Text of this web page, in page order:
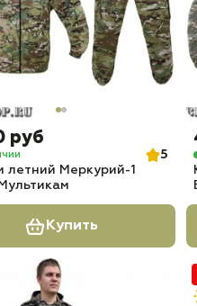
руб
5
летний Меркурий-1
Купить